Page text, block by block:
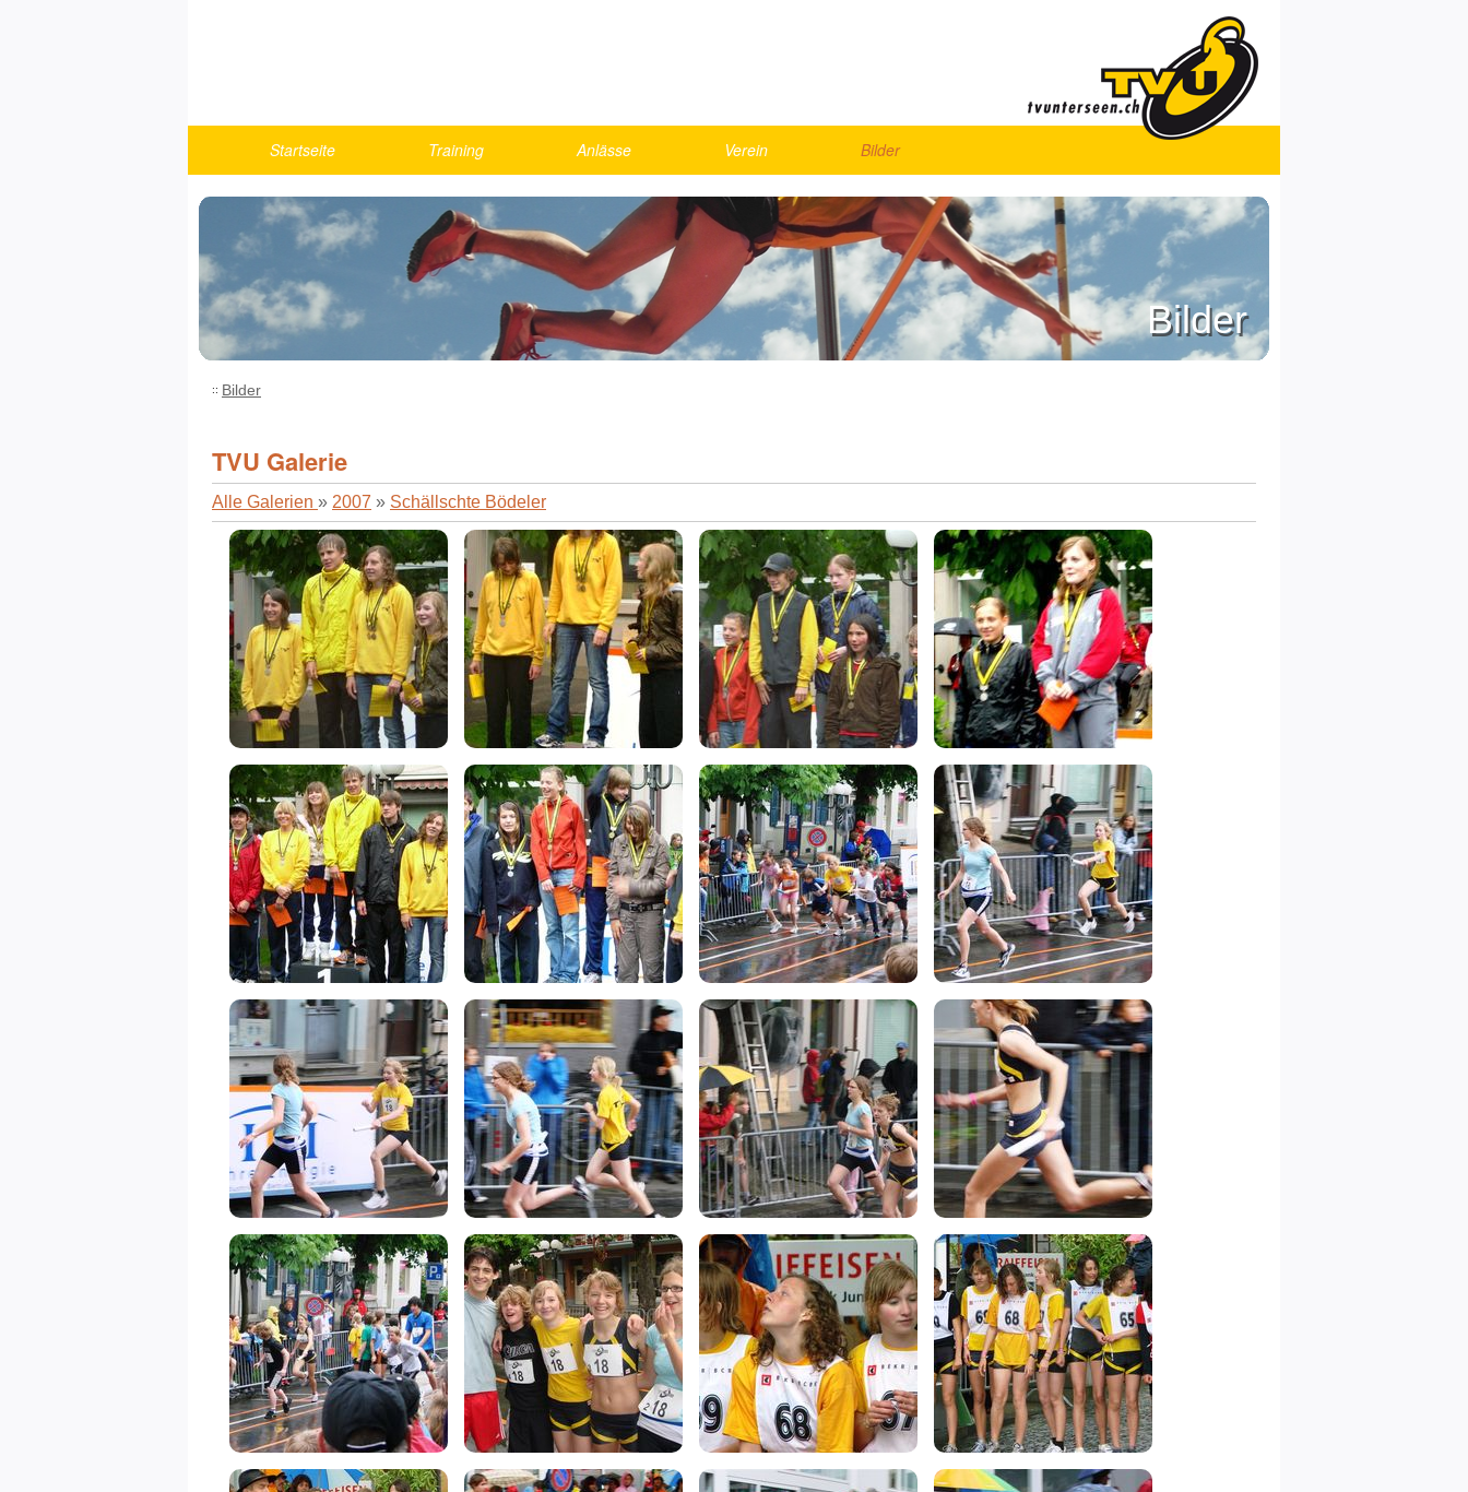
Startseite
Berichte
Training
Turnen
U10
U12
U16
Anlässe
Skirennen
Schnällscht Bödeler
Die Schnällschte Oberländer
UBS Kids Cup
LMM Vorrunde
Verein
Vorstand
Agenda
Jahresmeisterschaft
Rekorde
Bestenliste, Statistik
Bilder
2026
2025
2024
2023
2022
Bilder
Bilder
TVU Galerie
Alle Galerien » 2007 » Schällschte Bödeler